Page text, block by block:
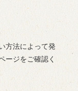
方法によって発
ージをご確認く